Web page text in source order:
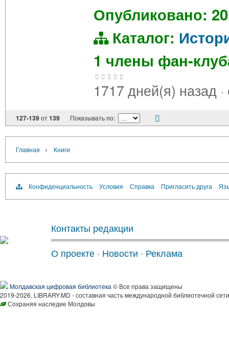
Опубликовано:
Каталог:
1 члены фан-
1717 дней(я) назад ·
127-139от139 Показывать по:
Главная › Книги
Конфиденциальность Условия Справка Пригласить друга
Контакты редакции
О проекте · Новости · Реклама
Молдавская цифровая библиотека © Все права защищены
2019-2026, LIBRARY.MD - составная часть международной библиотечной
Сохраняя наследие Молдовы